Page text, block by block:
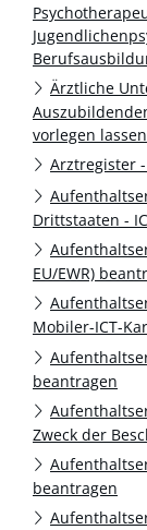
Ärztliche
vorlegen lassen
Arztregister
Drittstaaten -
EU/EWR)
Mobiler-ICT-
beantragen
Zweck der
beantragen